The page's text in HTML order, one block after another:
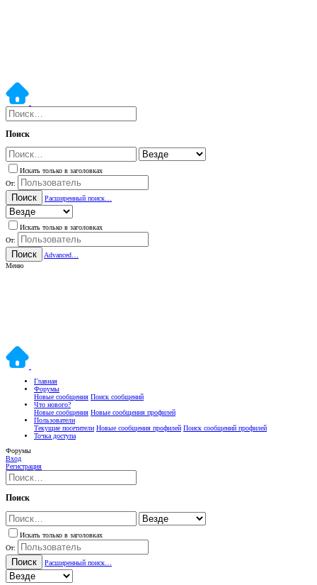
Поиск
Искать только в заголовках
От:
Поиск Расширенный поиск…
Искать только в заголовках
От:
Поиск
Advanced…
Меню
Главная
Форумы
Новые сообщения Поиск сообщений
Что нового?
Новые сообщения Новые сообщения профилей
Пользователи
Текущие посетители Новые сообщения профилей Поиск сообщений профилей
Точка доступа
Форумы
Вход
Регистрация
Поиск
Искать только в заголовках
От:
Поиск Расширенный поиск…